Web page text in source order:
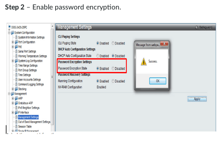
Step 2 – Enable password encryption.